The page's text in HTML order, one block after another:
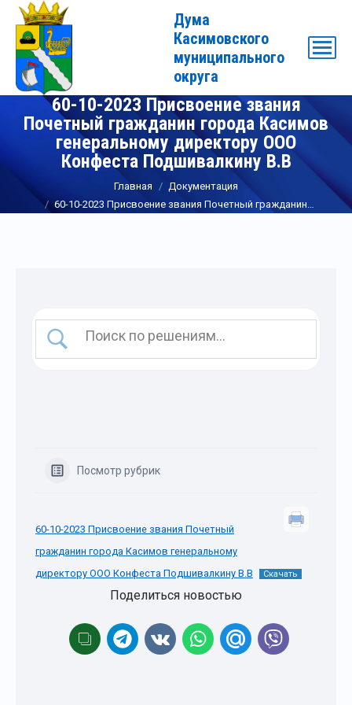
Дума
Касимовского
муниципального
округа
60-10-2023 Присвоение звания
Почетный гражданин города Касимов
генеральному директору ООО
Конфеста Подшивалкину В.В
Вы здесь: Главная
Документация
60-10-2023 Присвоение звания Почетный гражданин…
Посмотр рубрик
60-10-2023 Присвоение звания Почетный
гражданин города Касимов генеральному
директору ООО Конфеста Подшивалкину В.В
Скачать
Поделиться новостью